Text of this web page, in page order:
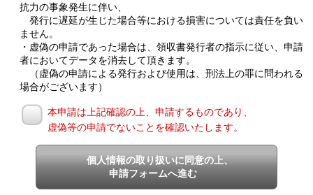
抗力の事象発生に伴い、
発行に遅延が生じた場合等における損害については責任を負い
ません。
・虚偽の申請であった場合は、領収書発行者の指示に従い、申請
者においてデータを消去して頂きます。
（虚偽の申請による発行および使用は、刑法上の罪に問われる
場合がございます）
本申請は上記確認の上、申請するものであり、
虚偽等の申請でないことを確認いたします。
個人情報の取り扱いに同意の上、
申請フォームへ進む